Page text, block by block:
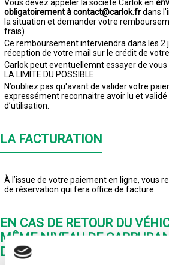
Vous devez appeler la société Carlok en
obligatoirement à contact@carlok.frdans
la situation et demander votre
frais)
Ce remboursement interviendra dans les 2
réception de votre mail sur le crédit de
Carlok peut eventuellemnt essayer de
LA LIMITE DU POSSIBLE.
N’oubliez pas qu'avant de valider votre
expressément reconnaitre avoir lu et
d’utilisation.
LA FACTURATION
À l’issue de votre paiement en ligne, vous
de réservation qui fera office de facture.
EN CAS DE RETOUR DU
MÊME NIVEAU DE
DE LA VOITURE ELECTRIQUE